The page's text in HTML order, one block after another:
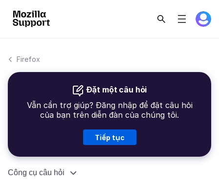
Firefox
Đặt một câu hỏi
Vẫn cần trợ giúp? Đăng nhập để đặt câu hỏi
của bạn trên diễn đàn của chúng tôi.
Tiếp tục
Công cụ câu hỏi